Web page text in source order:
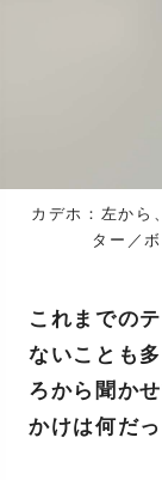
カデホ：左から
ター／
これまでの
ないことも
ろから聞か
かけは何だ